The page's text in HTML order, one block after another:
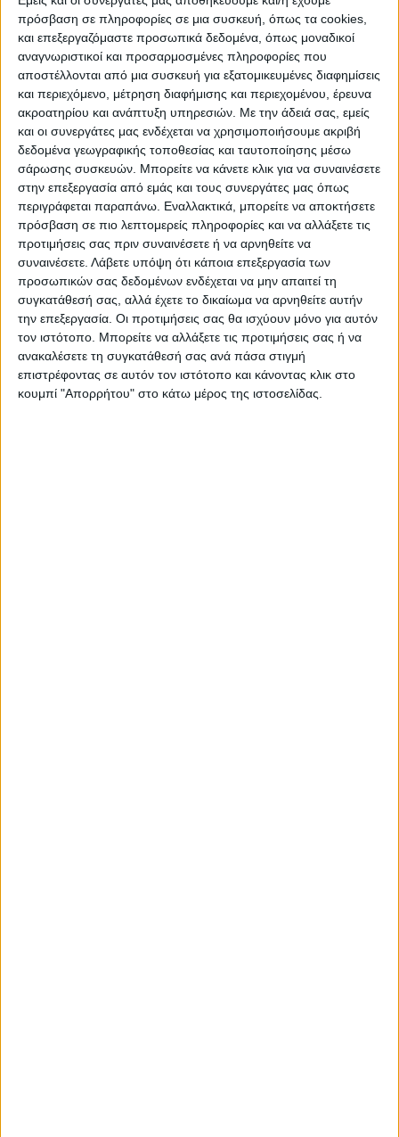
πρόσβαση σε πληροφορίες σε μια συσκευή, όπως τα cookies,
και επεξεργαζόμαστε προσωπικά δεδομένα, όπως μοναδικοί
αναγνωριστικοί και προσαρμοσμένες πληροφορίες που
αποστέλλονται από μια συσκευή για εξατομικευμένες διαφημίσεις
και περιεχόμενο, μέτρηση διαφήμισης και περιεχομένου, έρευνα
ακροατηρίου και ανάπτυξη υπηρεσιών. Με την άδειά σας, εμείς
και οι συνεργάτες μας ενδέχεται να χρησιμοποιήσουμε ακριβή
δεδομένα γεωγραφικής τοποθεσίας και ταυτοποίησης μέσω
σάρωσης συσκευών. Μπορείτε να κάνετε κλικ για να συναινέσετε
στην επεξεργασία από εμάς και τους συνεργάτες μας όπως
περιγράφεται παραπάνω. Εναλλακτικά, μπορείτε να αποκτήσετε
πρόσβαση σε πιο λεπτομερείς πληροφορίες και να αλλάξετε τις
προτιμήσεις σας πριν συναινέσετε ή να αρνηθείτε να
συναινέσετε. Λάβετε υπόψη ότι κάποια επεξεργασία των
προσωπικών σας δεδομένων ενδέχεται να μην απαιτεί τη
συγκατάθεσή σας, αλλά έχετε το δικαίωμα να αρνηθείτε αυτήν
την επεξεργασία. Οι προτιμήσεις σας θα ισχύουν μόνο για αυτόν
τον ιστότοπο. Μπορείτε να αλλάξετε τις προτιμήσεις σας ή να
ανακαλέσετε τη συγκατάθεσή σας ανά πάσα στιγμή
επιστρέφοντας σε αυτόν τον ιστότοπο και κάνοντας κλικ στο
κουμπί "Απορρήτου" στο κάτω μέρος της ιστοσελίδας.
Δημοσιογραφική Ομάδα ΝΕΟΣ ΑΓΩΝ
https://neosagon.gr
Η Αρχαιότερη Καθημερινή Πρωινή Εφημερίδα της Καρδίτσας
ΠΑΡΟΜΟΙΑ ΑΡΘΡΑ